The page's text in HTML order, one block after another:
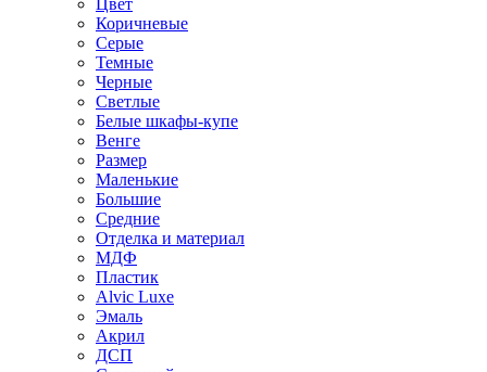
Цвет
Коричневые
Серые
Темные
Черные
Светлые
Белые шкафы-купе
Венге
Размер
Маленькие
Большие
Средние
Отделка и материал
МДФ
Пластик
Alvic Luxe
Эмаль
Акрил
ДСП